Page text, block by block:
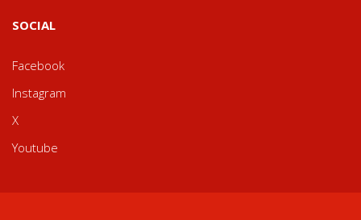
SOCIAL
Facebook
Instagram
X
Youtube